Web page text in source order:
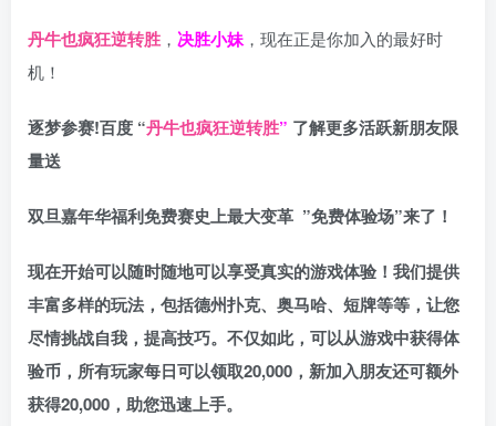
丹牛也疯狂逆转胜， 决胜小妹，现在正是你加入的最好时
机！
逐梦参赛!百度 “丹牛也疯狂逆转胜” 了解更多活跃新朋友限
量送
双旦嘉年华福利免费赛史上最大变革 ”免费体验场”来了！
现在开始可以随时随地可以享受真实的游戏体验！我们提供
丰富多样的玩法，包括德州扑克、奥马哈、短牌等等，让您
尽情挑战自我，提高技巧。不仅如此， 可以从游戏中获得体
验币，所有玩家每日可以领取20,000，新加入朋友还可额外
获得20,000，助您迅速上手。